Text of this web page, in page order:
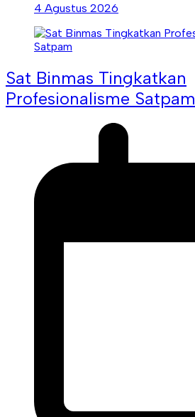
4 Agustus 2026
Sat Binmas Tingkatkan
Profesionalisme Satpam